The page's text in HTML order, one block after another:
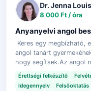
Dr. Jenna
8 000 Ft / óra
Anyanyelvi angol
Keres egy megbízható,
angol tanárt
hogy segítsek.Az angol
Jenna Louise a neve…
Érettségi felkészítő
Idegennyelv
Felsőoktatás